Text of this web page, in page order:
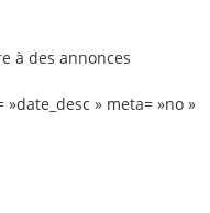
à des annonces
» meta= »no »